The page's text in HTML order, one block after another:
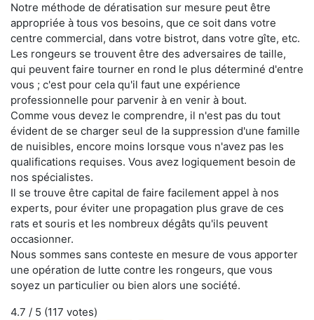
Notre méthode de dératisation sur mesure peut être
appropriée à tous vos besoins, que ce soit dans votre
centre commercial, dans votre bistrot, dans votre gîte, etc.
Les rongeurs se trouvent être des adversaires de taille,
qui peuvent faire tourner en rond le plus déterminé d'entre
vous ; c'est pour cela qu'il faut une expérience
professionnelle pour parvenir à en venir à bout.
Comme vous devez le comprendre, il n'est pas du tout
évident de se charger seul de la suppression d'une famille
de nuisibles, encore moins lorsque vous n'avez pas les
qualifications requises. Vous avez logiquement besoin de
nos spécialistes.
Il se trouve être capital de faire facilement appel à nos
experts, pour éviter une propagation plus grave de ces
rats et souris et les nombreux dégâts qu'ils peuvent
occasionner.
Nous sommes sans conteste en mesure de vous apporter
une opération de lutte contre les rongeurs, que vous
soyez un particulier ou bien alors une société.
4.7 / 5 (117 votes)